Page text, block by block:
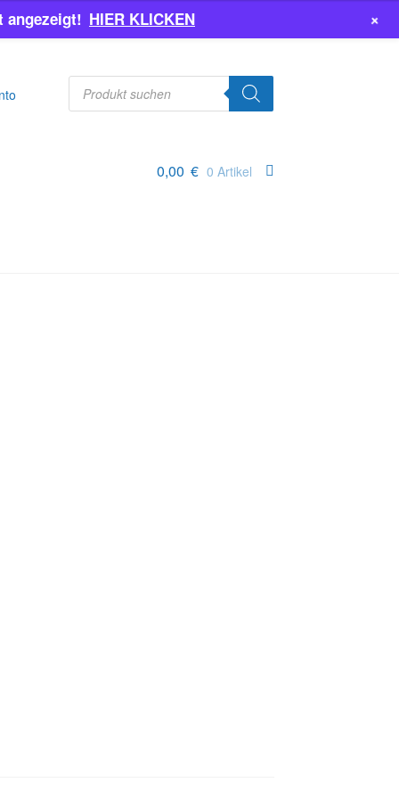
Products
search
0,00 € 0 Artikel
angezeigt! HIER KLICKEN +